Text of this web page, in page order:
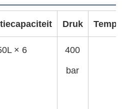
Druk
× 6
400
bar